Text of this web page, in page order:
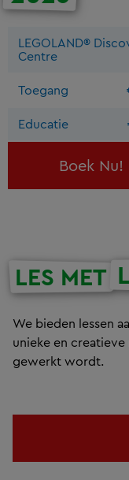
LEGOLAND®
Centre
Toegang
Educatie
Boek Nu!
LES MET
We bieden lessen
unieke en
gewerkt wordt.